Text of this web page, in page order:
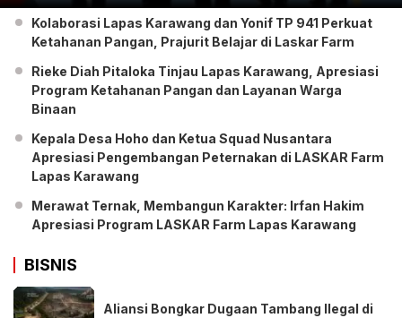
Kolaborasi Lapas Karawang dan Yonif TP 941 Perkuat
Ketahanan Pangan, Prajurit Belajar di Laskar Farm
Rieke Diah Pitaloka Tinjau Lapas Karawang, Apresiasi
Program Ketahanan Pangan dan Layanan Warga
Binaan
Kepala Desa Hoho dan Ketua Squad Nusantara
Apresiasi Pengembangan Peternakan di LASKAR Farm
Lapas Karawang
Merawat Ternak, Membangun Karakter: Irfan Hakim
Apresiasi Program LASKAR Farm Lapas Karawang
BISNIS
Aliansi Bongkar Dugaan Tambang Ilegal di